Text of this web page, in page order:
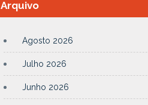
Arquivo
Agosto 2026
Julho 2026
Junho 2026